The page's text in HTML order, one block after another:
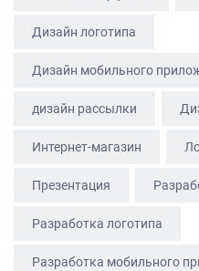
Дизайн логотипа
Дизайн мобильного
дизайн рассылки
Интернет-магазин
Презентация
Разработка логотипа
Разработка мобильного
ГЛАВНАЯ
О НАС
КАРЬЕРА
БЛОГ
КОНТАКТЫ